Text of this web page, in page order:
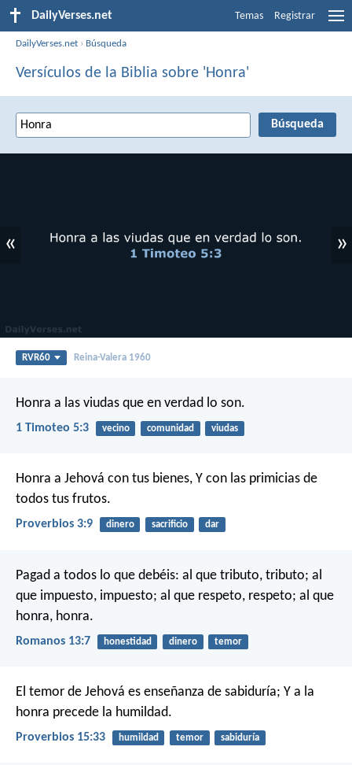
DailyVerses.net Temas Registrar
DailyVerses.net › Búsqueda
Versículos de la Biblia sobre 'Honra'
« »
RVR60 Reina-Valera 1960
Honra a las viudas que en verdad lo son.
1 Timoteo 5:3 vecino comunidad viudas
Honra a Jehová con tus bienes, Y con las primicias de
todos tus frutos.
Proverbios 3:9 dinero sacrificio dar
Pagad a todos lo que debéis: al que tributo, tributo; al
que impuesto, impuesto; al que respeto, respeto; al que
honra, honra.
Romanos 13:7 honestidad dinero temor
El temor de Jehová es enseñanza de sabiduría; Y a la
honra precede la humildad.
Proverbios 15:33 humildad temor sabiduría